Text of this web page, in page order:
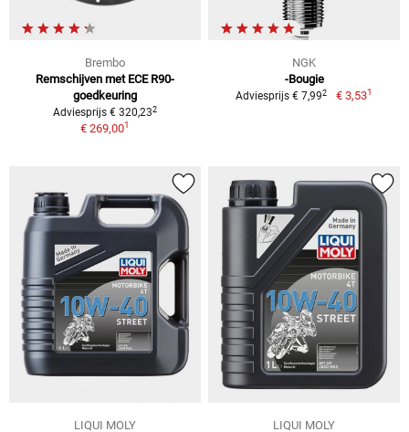
Brembo
Remschijven met ECE R90-
goedkeuring
Adviesprijs € 320,232
€ 269,001
NGK
-Bougie
Adviesprijs € 7,992 € 3,531
LIQUI MOLY LIQUI MOLY